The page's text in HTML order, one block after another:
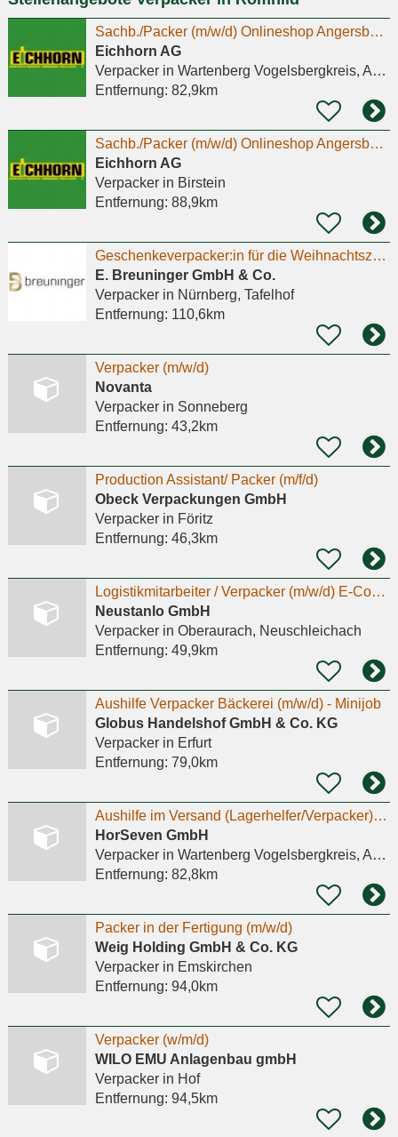
Sachb./Packer (m/w/d) Onlineshop Angersbach (Mini-Job)
Eichhorn AG
Verpackerin Wartenberg Vogelsbergkreis, Angersbach
Entfernung: 82,9km
Sachb./Packer (m/w/d) Onlineshop Angersbach (Mini-Job)
Eichhorn AG
Verpackerin Birstein
Entfernung: 88,9km
Geschenkeverpacker:in für die Weihnachtszeit in Teilzeit
E. Breuninger GmbH & Co.
Verpackerin Nürnberg, Tafelhof
Entfernung: 110,6km
Verpacker (m/w/d)
Novanta
Verpackerin Sonneberg
Entfernung: 43,2km
Production Assistant/ Packer (m/f/d)
Obeck Verpackungen GmbH
Verpackerin Föritz
Entfernung: 46,3km
Logistikmitarbeiter / Verpacker (m/w/d) E-Commerce Fulfillment & Logistik – Vollzeit/Teilzeit
Neustanlo GmbH
Verpackerin Oberaurach, Neuschleichach
Entfernung: 49,9km
Aushilfe Verpacker Bäckerei (m/w/d) - Minijob
Globus Handelshof GmbH & Co. KG
Verpackerin Erfurt
Entfernung: 79,0km
Aushilfe im Versand (Lagerhelfer/Verpacker) - m/w/d
HorSeven GmbH
Verpackerin Wartenberg Vogelsbergkreis, Angersbach
Entfernung: 82,8km
Packer in der Fertigung (m/w/d)
Weig Holding GmbH & Co. KG
Verpackerin Emskirchen
Entfernung: 94,0km
Verpacker (w/m/d)
WILO EMU Anlagenbau gmbH
Verpackerin Hof
Entfernung: 94,5km